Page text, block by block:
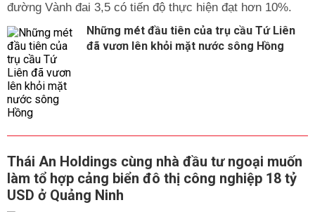
đường Vành đai 3,5 có tiến độ thực hiện đạt hơn 10%.
Những mét đầu tiên của trụ cầu Tứ Liên
đã vươn lên khỏi mặt nước sông Hồng
Thái An Holdings cùng nhà đầu tư ngoại muốn
làm tổ hợp cảng biển đô thị công nghiệp 18 tỷ
USD ở Quảng Ninh